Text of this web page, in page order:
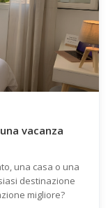
vacanza
una casa o una
destinazione
migliore?